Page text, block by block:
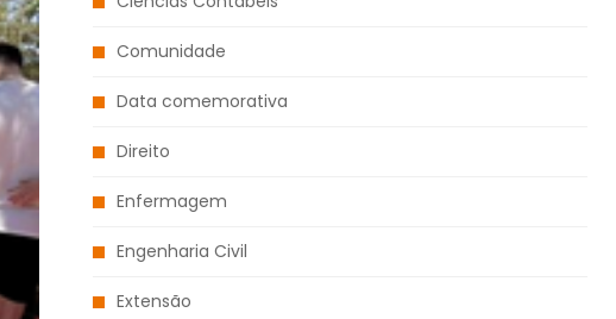
Comunidade
Data comemorativa
Direito
Enfermagem
Engenharia Civil
Extensão